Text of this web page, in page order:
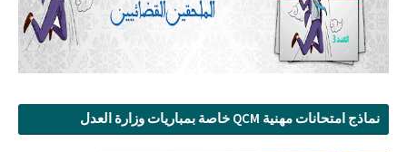
نماذج امتحانات مهنية QCM خاصة بمباريات وزارة العدل